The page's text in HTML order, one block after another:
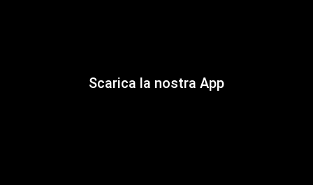
Scarica la nostra App